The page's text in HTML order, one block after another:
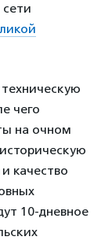
чего
на очном
качество
10-дневное